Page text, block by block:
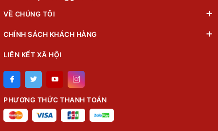
VỀ CHÚNG TÔI
CHÍNH SÁCH KHÁCH HÀNG
LIÊN KẾT XÃ HỘI
PHƯƠNG THỨC THANH TOÁN